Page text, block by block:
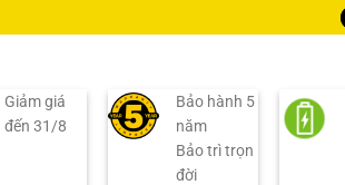
Giảm giá
đến 31/8
Bảo hành 5
năm
Bảo trì trọn
đời